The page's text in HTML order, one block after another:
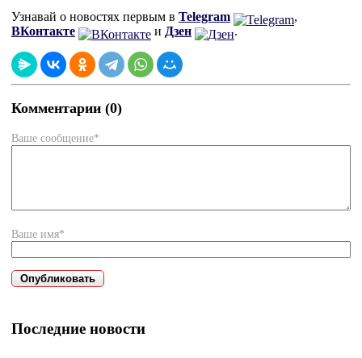
Узнавай о новостях первым в Telegram
,
ВКонтакте
и Дзен .
Комментарии (0)
Ваше сообщение*
Ваше имя*
Последние новости